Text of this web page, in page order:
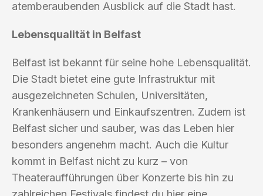
atemberaubenden Ausblick auf die Stadt hast.
Lebensqualität in Belfast
Belfast ist bekannt für seine hohe Lebensqualität.
Die Stadt bietet eine gute Infrastruktur mit
ausgezeichneten Schulen, Universitäten,
Krankenhäusern und Einkaufszentren. Zudem ist
Belfast sicher und sauber, was das Leben hier
besonders angenehm macht. Auch die Kultur
kommt in Belfast nicht zu kurz – von
Theateraufführungen über Konzerte bis hin zu